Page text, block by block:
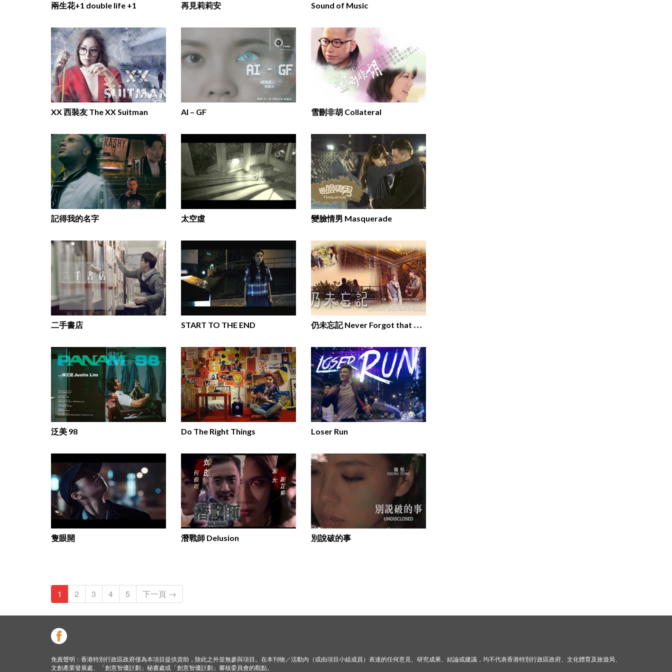
兩生花+1 double life +1 再見莉莉安 Sound of Music
XX 西裝友 The XX Suitman AI – GF 雪刪非胡 Collateral
記得我的名字 太空虛 變臉情男 Masquerade
二手書店 START TO THE END 仍
未忘記 Never Forgot that you
泛美 98 Do The Right Things Loser Run
隻眼開 潛戰師 Delusion 別說破的事
1 2 3 4 5 下一頁 →
免責聲明：香港特別行政區政府僅為本項目提供資助，除此之外並無參與項目。在本刊物／活動內（或由項目小組成員）表達的任何意見、研究成果、結論或建議，均不代表香港特別行政區政府、文化體育及旅遊局、
文創產業發展處、「創意智優計劃」秘書處或「創意智優計劃」審核委員會的觀點。